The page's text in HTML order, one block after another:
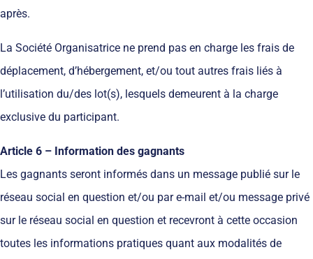
après.
La Société Organisatrice ne prend pas en charge les frais de
déplacement, d’hébergement, et/ou tout autres frais liés à
l’utilisation du/des lot(s), lesquels demeurent à la charge
exclusive du participant.
Article 6 – Information des gagnants
Les gagnants seront informés dans un message publié sur le
réseau social en question et/ou par e-mail et/ou message privé
sur le réseau social en question et recevront à cette occasion
toutes les informations pratiques quant aux modalités de